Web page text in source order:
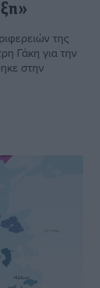
της
Γάκη για την
στην